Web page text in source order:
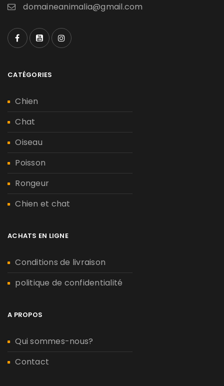
domaineanimalia@gmail.com
CATÉGORIES
Chien
Chat
Oiseau
Poisson
Rongeur
Chien et chat
ACHATS EN LIGNE
Conditions de livraison
politique de confidentialité
A PROPOS
Qui sommes-nous?
Contact